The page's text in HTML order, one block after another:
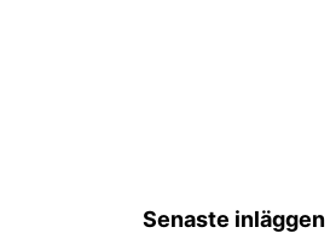
Senaste inläggen